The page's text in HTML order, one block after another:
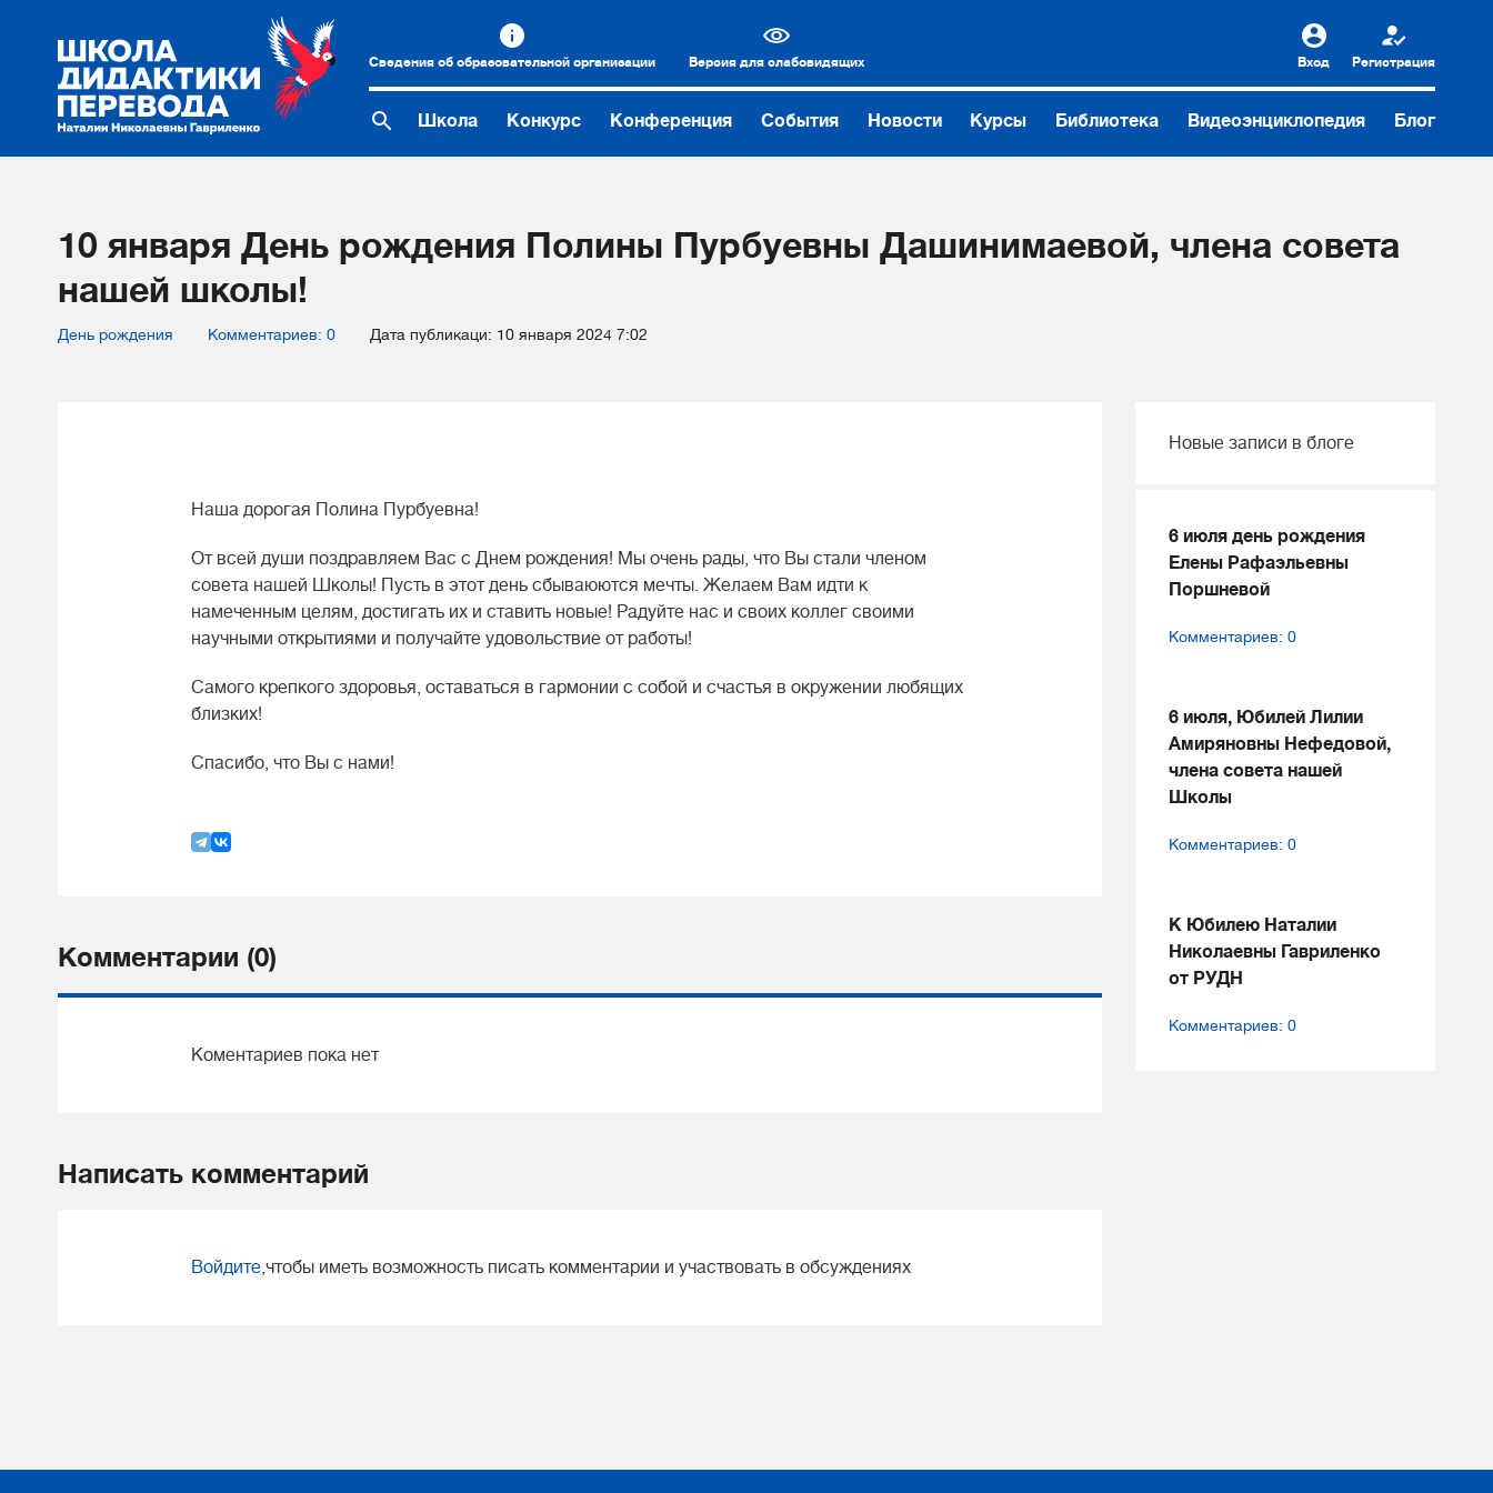
Сведения об образовательной организации Версия для слабовидящих Вход Регистрация
Школа Конкурс Конференция События Новости Курсы Библиотека Видеоэнциклопедия Блог
10 января День рождения Полины Пурбуевны Дашинимаевой, члена совета
нашей школы!
День рождения Комментариев: 0 Дата публикаци: 10 января 2024 7:02
Наша дорогая Полина Пурбуевна!
От всей души поздравляем Вас с Днем рождения! Мы очень рады, что Вы стали членом
совета нашей Школы! Пусть в этот день сбываюются мечты. Желаем Вам идти к
намеченным целям, достигать их и ставить новые! Радуйте нас и своих коллег своими
научными открытиями и получайте удовольствие от работы!
Самого крепкого здоровья, оставаться в гармонии с собой и счастья в окружении любящих
близких!
Спасибо, что Вы с нами!
Комментарии (0)
Коментариев пока нет
Написать комментарий
Войдите,чтобы иметь возможность писать комментарии и участвовать в обсуждениях
Новые записи в блоге
6 июля день рождения
Елены Рафаэльевны
Поршневой
Комментариев: 0
6 июля, Юбилей Лилии
Амиряновны Нефедовой,
члена совета нашей
Школы
Комментариев: 0
К Юбилею Наталии
Николаевны Гавриленко
от РУДН
Комментариев: 0